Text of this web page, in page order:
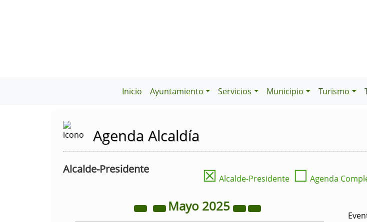
Inicio Ayuntamiento Servicios Municipio Turismo
Agenda Alcaldía
Alcalde-Presidente ☒ Alcalde-Presidente ☐ Agenda
Mayo 2025